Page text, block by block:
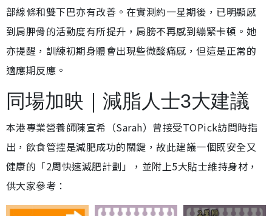
部線條和雙下巴亦有改善。在實測約一星期後，已明顯感
到肩胛骨的活動度有所提升，肩膀不再感到繃緊卡頓。她
亦提醒，訓練初期身體會出現些微酸痛感，但這是正常的
適應期反應。
同場加映｜減脂人士3大建議
本港專業營養師陳宣希（Sarah）曾接受TOPick訪問時指
出，飲食管控是減肥成功的關鍵，故此建議一個既安全又
健康的「2周快速減肥計劃」，並附上5大貼士維持身材，
供大家參考：